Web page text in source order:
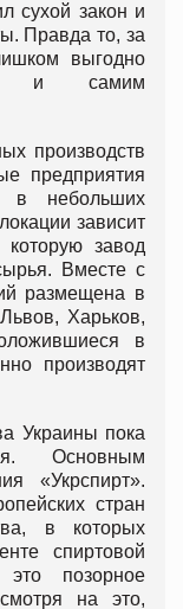
сухой закон и
Правда то, за
выгодно
и самим
производств
предприятия
в небольших
зависит
которую завод
Вместе с
размещена в
Харьков,
в
производят
Украины пока
Основным
«Укрспирт».
стран
в которых
спиртовой
позорное
на это,